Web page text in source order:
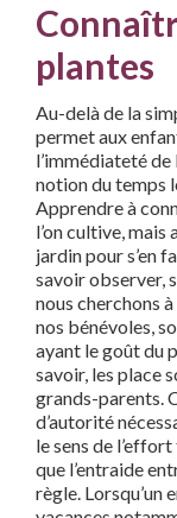
plantes
Au-delà de la
permet aux
l’immédiateté
notion du temps
Apprendre à
l’on cultive, mais
jardin pour s’en
savoir observer,
nous cherchons
nos bénévoles,
ayant le goût du
savoir, les place
grands-parents.
d’autorité
le sens de
que l’entraide
règle. Lorsqu’un